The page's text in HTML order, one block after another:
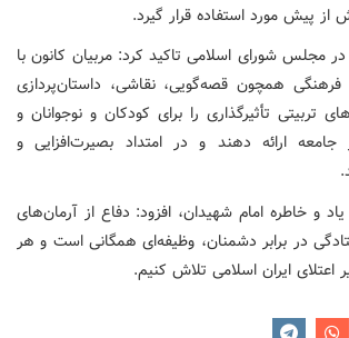
از پیش مورد استفاده قرار گیرد.
مجلس شورای اسلامی تاکید کرد: مربیان کانون با
فرهنگی همچون قصه‌گویی، نقاشی، داستان‌پردازی
تربیتی تأثیرگذاری را برای کودکان و نوجوانان و
جامعه ارائه دهند و در امتداد بصیرت‌افزایی و
و خاطره امام شهیدان، افزود: دفاع از آرمان‌های
در برابر دشمنان، وظیفه‌ای همگانی است و هر
اعتلای ایران اسلامی تلاش کنیم.